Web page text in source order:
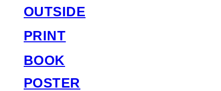
OUTSIDE
PRINT
BOOK
POSTER